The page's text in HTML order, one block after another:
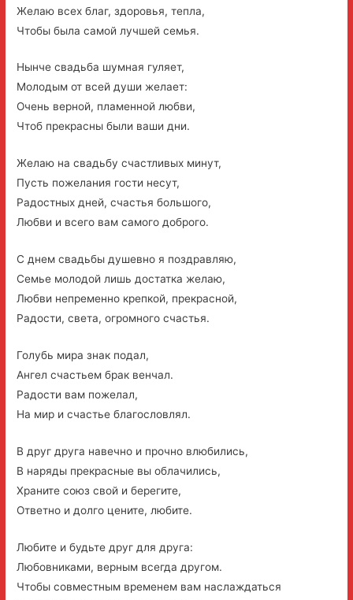
Желаю всех благ, здоровья, тепла,
Чтобы была самой лучшей семья.
Нынче свадьба шумная гуляет,
Молодым от всей души желает:
Очень верной, пламенной любви,
Чтоб прекрасны были ваши дни.
Желаю на свадьбу счастливых минут,
Пусть пожелания гости несут,
Радостных дней, счастья большого,
Любви и всего вам самого доброго.
С днем свадьбы душевно я поздравляю,
Семье молодой лишь достатка желаю,
Любви непременно крепкой, прекрасной,
Радости, света, огромного счастья.
Голубь мира знак подал,
Ангел счастьем брак венчал.
Радости вам пожелал,
На мир и счастье благословлял.
В друг друга навечно и прочно влюбились,
В наряды прекрасные вы облачились,
Храните союз свой и берегите,
Ответно и долго цените, любите.
Любите и будьте друг для друга:
Любовниками, верным всегда другом.
Чтобы совместным временем вам наслаждаться